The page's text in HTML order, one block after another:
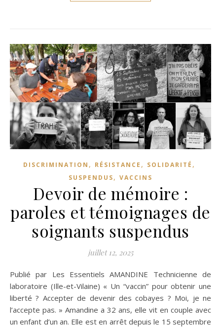
DISCRIMINATION , RÉSISTANCE , SOLIDARITÉ ,
SUSPENDUS, VACCINS
Devoir de mémoire :
paroles et témoignages de
soignants suspendus
juillet 12, 2025
Publié par Les Essentiels AMANDINE Technicienne de
laboratoire (Ille-et-Vilaine) « Un “vaccin” pour obtenir une
liberté ? Accepter de devenir des cobayes ? Moi, je ne
l’accepte pas. » Amandine a 32 ans, elle vit en couple avec
un enfant d’un an. Elle est en arrêt depuis le 15 septembre